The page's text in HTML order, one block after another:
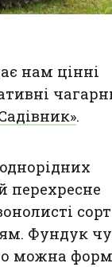
нам цінні
.
перехресне
Фундук
можна